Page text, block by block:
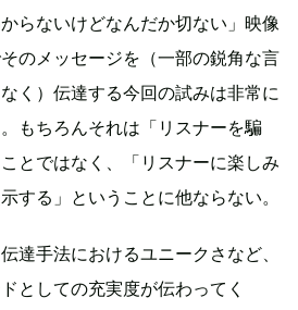
らないけどなんだか切ない」映像
のメッセージを（一部の鋭角な言
く）伝達する今回の試みは非常に
もちろんそれは「リスナーを騙
とではなく、「リスナーに楽しみ
する」ということに他ならない。
達手法におけるユニークさなど、
としての充実度が伝わってく